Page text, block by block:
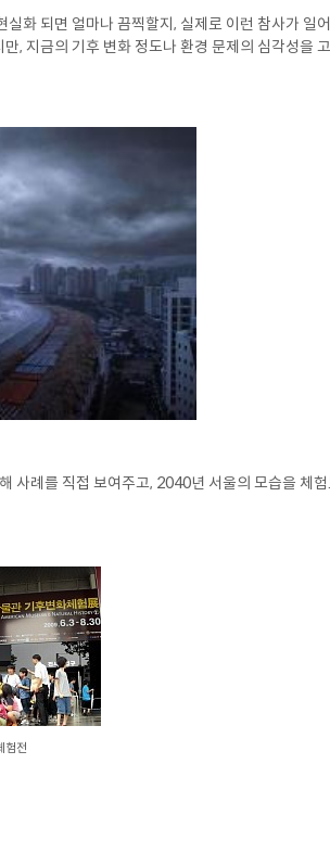
화 되면 얼마나 끔찍할지, 실제로 이런 참사가 일
, 지금의 기후 변화 정도나 환경 문제의 심각성을
사례를 직접 보여주고, 2040년 서울의 모습을 체
험전